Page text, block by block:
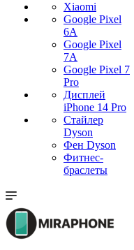
Xiaomi
Google Pixel
6A
Google Pixel
7А
Google Pixel 7
Pro
Дисплей
iPhone 14 Pro
Стайлер
Dyson
Фен Dyson
Фитнес-
браслеты